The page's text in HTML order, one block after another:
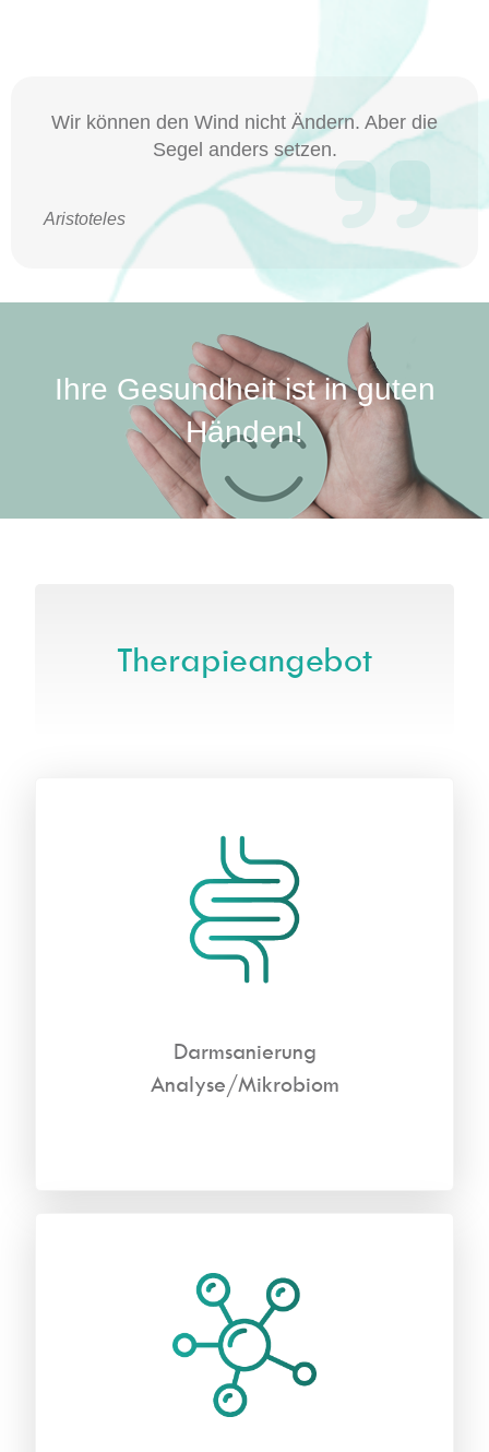
Wir können den Wind nicht Ändern. Aber die
Segel anders setzen.
Aristoteles
Ihre Gesundheit ist in guten
Händen!
Therapieangebot
Darmsanierung
Analyse/Mikrobiom